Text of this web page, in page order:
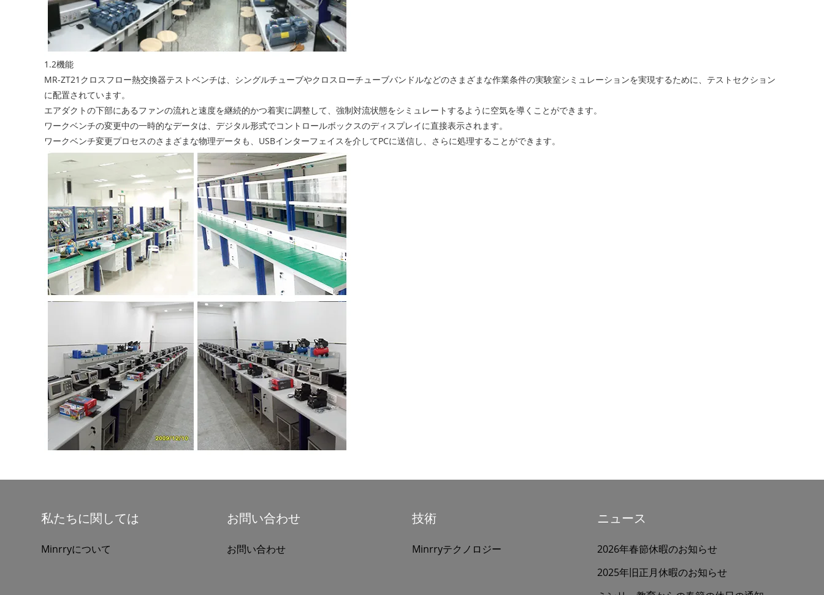
1.2機能
MR-ZT21クロスフロー熱交換器テストベンチは、シングルチューブやクロスローチューブバンドルなどのさまざまな作業条件の実験室シミュレーションを実現するために、テストセクション
に配置されています。
エアダクトの下部にあるファンの流れと速度を継続的かつ着実に調整して、強制対流状態をシミュレートするように空気を導くことができます。
ワークベンチの変更中の一時的なデータは、デジタル形式でコントロールボックスのディスプレイに直接表示されます。
ワークベンチ変更プロセスのさまざまな物理データも、USBインターフェイスを介してPCに送信し、さらに処理することができます。
私たちに関しては
Minrryについて
お問い合わせ
お問い合わせ
技術
Minrryテクノロジー
ニュース
2026年春節休暇のお知らせ
2025年旧正月休暇のお知らせ